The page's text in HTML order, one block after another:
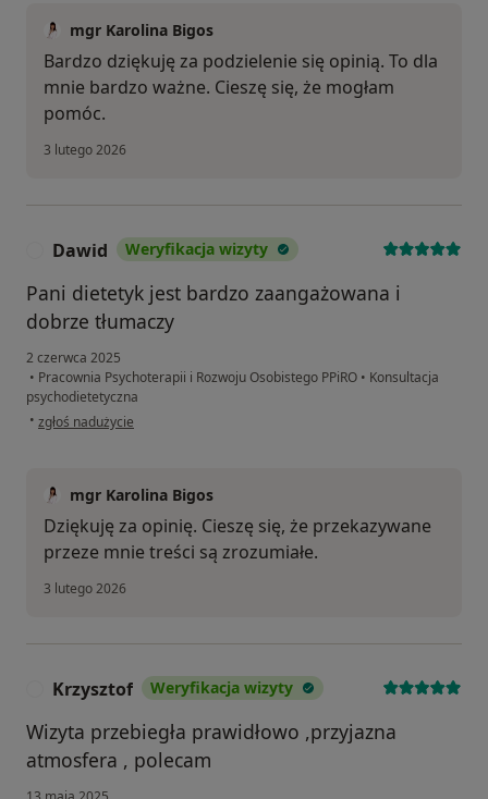
mgr Karolina Bigos
Bardzo dziękuję za podzielenie się opinią. To dla
mnie bardzo ważne. Cieszę się, że mogłam
pomóc.
3 lutego 2026
Dawid Weryfikacja wizyty
Pani dietetyk jest bardzo zaangażowana i
dobrze tłumaczy
2 czerwca 2025
• Pracownia Psychoterapii i Rozwoju Osobistego PPiRO • Konsultacja
psychodietetyczna
• w opinii użytkownika Dawid
zgłoś nadużycie
mgr Karolina Bigos
Dziękuję za opinię. Cieszę się, że przekazywane
przeze mnie treści są zrozumiałe.
3 lutego 2026
Krzysztof Weryfikacja wizyty
Wizyta przebiegła prawidłowo ,przyjazna
atmosfera , polecam